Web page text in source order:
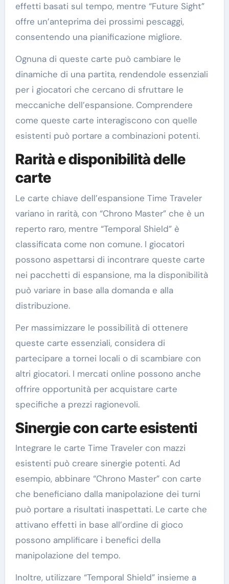
effetti basati sul tempo, mentre “Future Sight”
offre un’anteprima dei prossimi pescaggi,
consentendo una pianificazione migliore.
Ognuna di queste carte può cambiare le
dinamiche di una partita, rendendole essenziali
per i giocatori che cercano di sfruttare le
meccaniche dell’espansione. Comprendere
come queste carte interagiscono con quelle
esistenti può portare a combinazioni potenti.
Rarità e disponibilità delle
carte
Le carte chiave dell’espansione Time Traveler
variano in rarità, con “Chrono Master” che è un
reperto raro, mentre “Temporal Shield” è
classificata come non comune. I giocatori
possono aspettarsi di incontrare queste carte
nei pacchetti di espansione, ma la disponibilità
può variare in base alla domanda e alla
distribuzione.
Per massimizzare le possibilità di ottenere
queste carte essenziali, considera di
partecipare a tornei locali o di scambiare con
altri giocatori. I mercati online possono anche
offrire opportunità per acquistare carte
specifiche a prezzi ragionevoli.
Sinergie con carte esistenti
Integrare le carte Time Traveler con mazzi
esistenti può creare sinergie potenti. Ad
esempio, abbinare “Chrono Master” con carte
che beneficiano dalla manipolazione dei turni
può portare a risultati inaspettati. Le carte che
attivano effetti in base all’ordine di gioco
possono amplificare i benefici della
manipolazione del tempo.
Inoltre, utilizzare “Temporal Shield” insieme a